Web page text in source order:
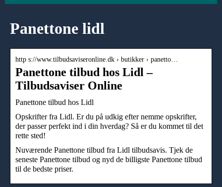
Panettone lidl
http s://www.tilbudsaviseronline.dk › butikker › panetto…
Panettone tilbud hos Lidl –
Tilbudsaviser Online
Panettone tilbud hos Lidl
Opskrifter fra Lidl. Er du på udkig efter nemme opskrifter,
der passer perfekt ind i din hverdag? Så er du kommet til det
rette sted!
Nuværende Panettone tilbud fra Lidl tilbudsavis. Tjek de
seneste Panettone tilbud og nyd de billigste Panettone tilbud
til de bedste priser.